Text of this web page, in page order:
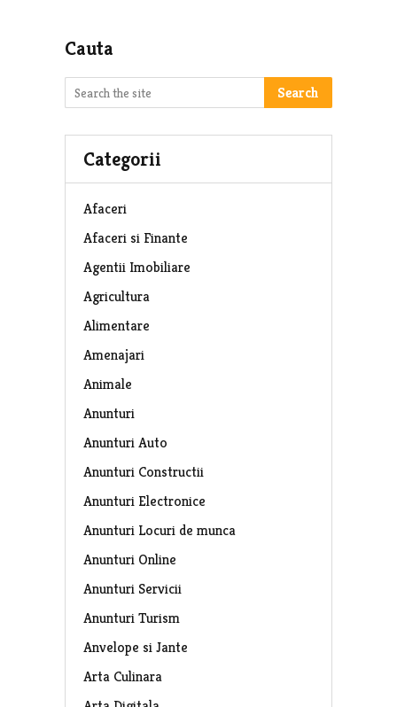
Cauta
Search
Categorii
Afaceri
Afaceri si Finante
Agentii Imobiliare
Agricultura
Alimentare
Amenajari
Animale
Anunturi
Anunturi Auto
Anunturi Constructii
Anunturi Electronice
Anunturi Locuri de munca
Anunturi Online
Anunturi Servicii
Anunturi Turism
Anvelope si Jante
Arta Culinara